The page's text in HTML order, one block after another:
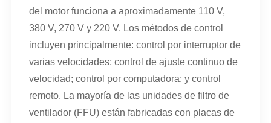
del motor funciona a aproximadamente 110 V,
380 V, 270 V y 220 V. Los métodos de control
incluyen principalmente: control por interruptor de
varias velocidades; control de ajuste continuo de
velocidad; control por computadora; y control
remoto. La mayoría de las unidades de filtro de
ventilador (FFU) están fabricadas con placas de